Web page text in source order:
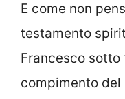
E come non
testamento
Francesco
compimento del